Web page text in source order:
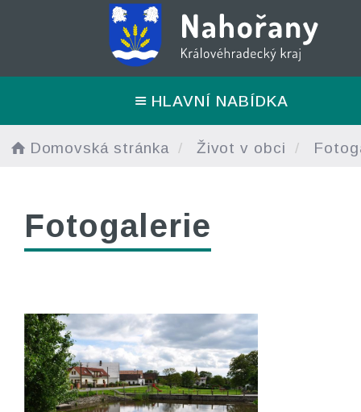
HLAVNÍ NABÍDKA
Domovská stránka Život v obci
Fotogalerie